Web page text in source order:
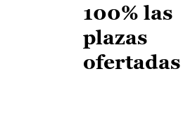
100% las
plazas
ofertadas